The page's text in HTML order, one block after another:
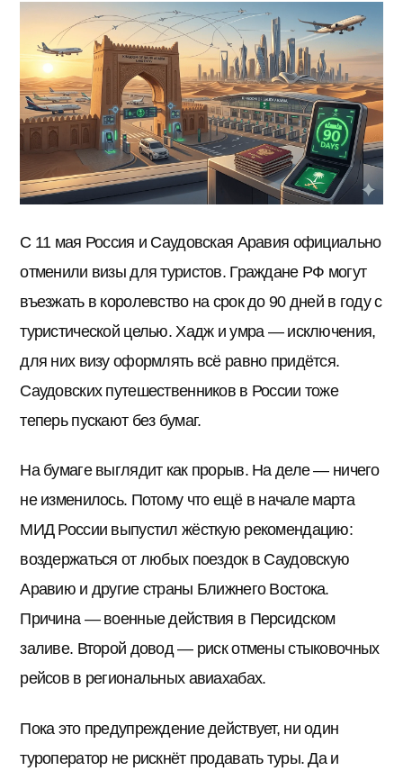
С 11 мая Россия и Саудовская Аравия официально
отменили визы для туристов. Граждане РФ могут
въезжать в королевство на срок до 90 дней в году с
туристической целью. Хадж и умра — исключения,
для них визу оформлять всё равно придётся.
Саудовских путешественников в России тоже
теперь пускают без бумаг.
На бумаге выглядит как прорыв. На деле — ничего
не изменилось. Потому что ещё в начале марта
МИД России выпустил жёсткую рекомендацию:
воздержаться от любых поездок в Саудовскую
Аравию и другие страны Ближнего Востока.
Причина — военные действия в Персидском
заливе. Второй довод — риск отмены стыковочных
рейсов в региональных авиахабах.
Пока это предупреждение действует, ни один
туроператор не рискнёт продавать туры. Да и